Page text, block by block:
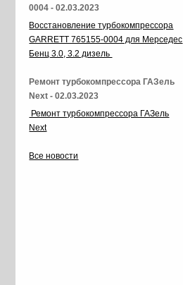
0004 - 02.03.2023
Восстановление турбокомпрессора
GARRETT 765155-0004 для Мерседес
Бенц 3.0, 3.2 дизель
Ремонт турбокомпрессора ГАЗель
Next - 02.03.2023
Ремонт турбокомпрессора ГАЗель
Next
Все новости